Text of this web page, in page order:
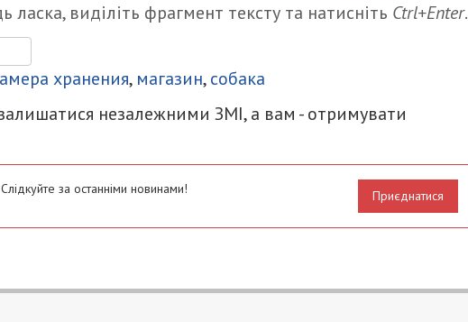
виділіть фрагмент тексту та натисніть Ctrl+Enter.
хранения, магазин,собака
незалежними ЗМІ, а вам - отримувати
за останніми новинами! Приєднатися